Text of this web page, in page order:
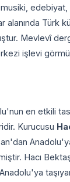
alanında Türk
Mevlevî
işlevi
en etkili
Kurucusu
Hacı